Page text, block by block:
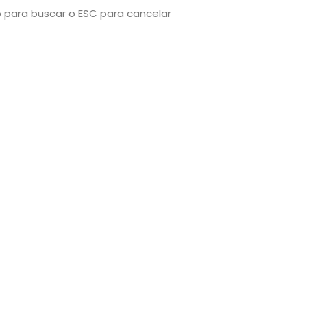
buscar o ESC para cancelar